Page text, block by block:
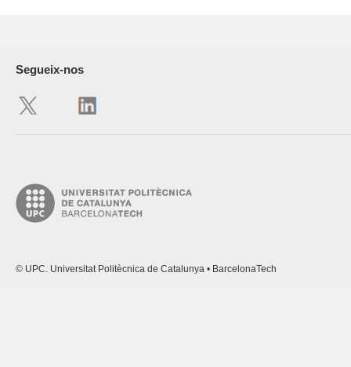
Segueix-nos
© UPC. Universitat Politècnica de Catalunya • BarcelonaTech